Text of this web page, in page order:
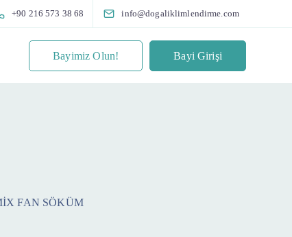
+90 216 573 38 68 info@dogaliklimlendirme.com
Bayimiz Olun! Bayi Girişi
FAN SÖKÜM